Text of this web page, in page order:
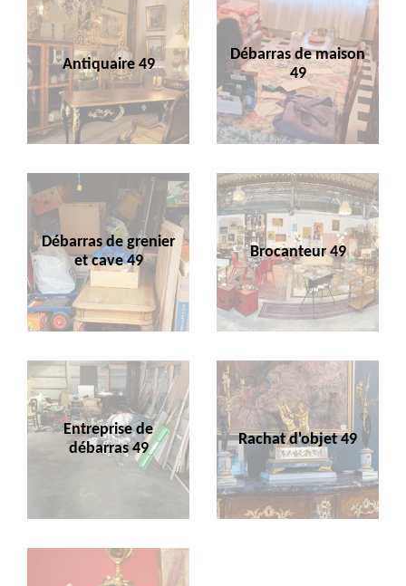
Antiquaire 49
Débarras de maison
49
Débarras de grenier
et cave 49
Brocanteur 49
Entreprise de
débarras 49
Rachat d'objet 49